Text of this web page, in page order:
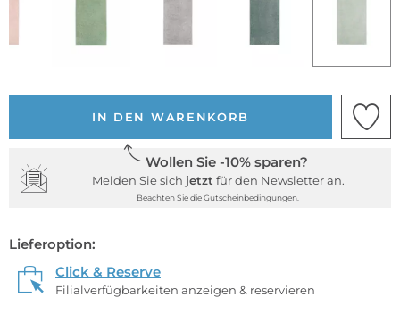
IN DEN WARENKORB
Wollen Sie -10% sparen?
Melden Sie sich jetzt für den Newsletter an.
Beachten Sie die Gutscheinbedingungen.
Lieferoption:
Click & Reserve
Filialverfügbarkeiten anzeigen & reservieren